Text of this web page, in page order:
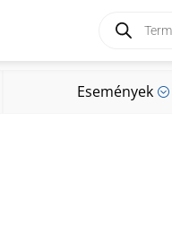
search
Események ;
Események